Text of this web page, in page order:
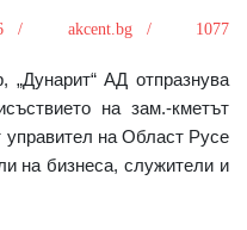
/ akcent.bg / 1077
АД отпразнува
на зам.-кметът
на Област Русе
на бизнеса, служители и